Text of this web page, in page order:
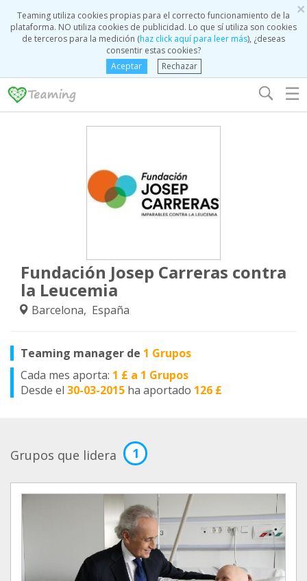
×
Teaming utiliza cookies propias para el correcto funcionamiento de la
plataforma. NO utiliza cookies de publicidad. Lo que sí utiliza son cookies
de terceros para la medición (haz click aquí para leer más), ¿deseas
consentir estas cookies?
Aceptar
Rechazar
☰
Fundación Josep Carreras contra
la Leucemia
Barcelona, España
Teaming manager de 1 Grupos
Cada mes aporta: 1 £ a 1 Grupos
Desde el 30-03-2015 ha aportado 126 £
Grupos que lidera 1